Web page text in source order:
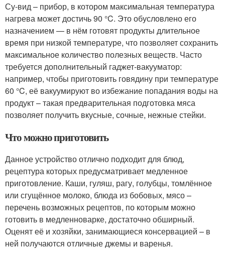
Су-вид – прибор, в котором максимальная температура
нагрева может достичь 90 °C. Это обусловлено его
назначением — в нём готовят продукты длительное
время при низкой температуре, что позволяет сохранить
максимальное количество полезных веществ. Часто
требуется дополнительный гаджет-вакууматор:
например, чтобы приготовить говядину при температуре
60 °C, её вакуумируют во избежание попадания воды на
продукт – такая предварительная подготовка мяса
позволяет получить вкусные, сочные, нежные стейки.
Что можно приготовить
Данное устройство отлично подходит для блюд,
рецептура которых предусматривает медленное
приготовление. Каши, гуляш, рагу, голубцы, томлённое
или сгущённое молоко, блюда из бобовых, мясо –
перечень возможных рецептов, по которым можно
готовить в медленноварке, достаточно обширный.
Оценят её и хозяйки, занимающиеся консервацией – в
ней получаются отличные джемы и варенья.